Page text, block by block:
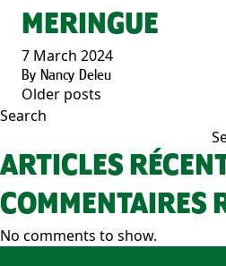
MERINGUE
7 March 2024
By Nancy Deleu
POSTS
NAVIGATION
Older posts
Search
ARTICLES
COMMENTAIRES
No comments to show.